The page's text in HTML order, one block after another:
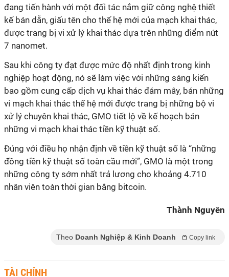
đang tiến hành với một đối tác nắm giữ công nghệ thiết
kế bán dẫn, giấu tên cho thế hệ mới của mạch khai thác,
được trang bị vi xử lý khai thác dựa trên những điểm nút
7 nanomet.
Sau khi công ty đạt được mức độ nhất định trong kinh
nghiệp hoạt động, nó sẽ làm việc với những sáng kiến
bao gồm cung cấp dịch vụ khai thác đám mây, bán những
vi mạch khai thác thế hệ mới được trang bị những bộ vi
xử lý chuyên khai thác, GMO tiết lộ về kế hoạch bán
những vi mạch khai thác tiền kỹ thuật số.
Đúng với điều họ nhận định về tiền kỹ thuật số là “những
đồng tiền kỹ thuật số toàn cầu mới”, GMO là một trong
những công ty sớm nhất trả lương cho khoảng 4.710
nhân viên toàn thời gian bằng bitcoin.
Thành Nguyên
Theo Doanh Nghiệp & Kinh Doanh Copy link
TÀI CHÍNH